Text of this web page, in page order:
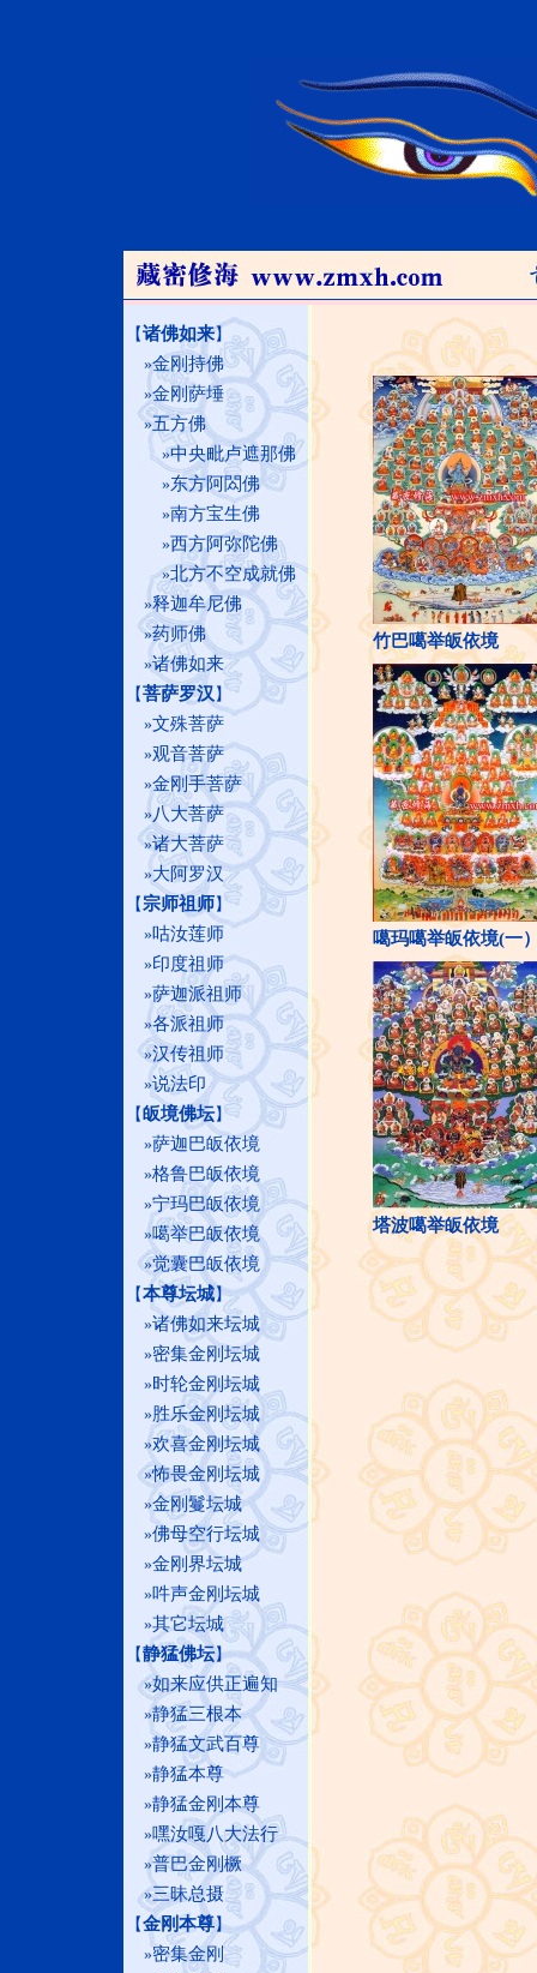
【诸佛如来】
»金刚持佛
»金刚萨埵
»五方佛
»中央毗卢遮那佛
»东方阿閦佛
»南方宝生佛
»西方阿弥陀佛
»北方不空成就佛
»释迦牟尼佛
»药师佛
»诸佛如来
【菩萨罗汉 】
»文殊菩萨
»观音菩萨
»金刚手菩萨
»八大菩萨
»诸大菩萨
»大阿罗汉
【 宗师祖师】
»咕汝莲师
»印度祖师
»萨迦派祖师
»各派祖师
»汉传祖师
»说法印
【皈境佛坛】
»萨迦巴皈依境
»格鲁巴皈依境
»宁玛巴皈依境
»噶举巴皈依境
»觉囊巴皈依境
【本尊坛城】
»诸佛如来坛城
»密集金刚坛城
»时轮金刚坛城
»胜乐金刚坛城
»欢喜金刚坛城
»怖畏金刚坛城
»金刚鬘坛城
»佛母空行坛城
»金刚界坛城
»吽声金刚坛城
»其它坛城
【静猛佛坛】
»如来应供正遍知
»静猛三根本
»静猛文武百尊
»静猛本尊
»静猛金刚本尊
»嘿汝嘎八大法行
»普巴金刚橛
»三昧总摄
【金刚本尊】
»密集金刚
竹巴噶举皈依境
噶玛噶举皈依境(一
塔波噶举皈依境